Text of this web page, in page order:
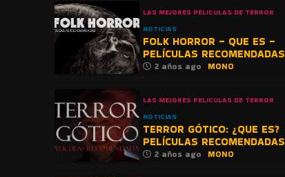
LAS MEJORES PELICULAS DE TERROR
NOTICIAS
FOLK HORROR – QUE ES –
PELÍCULAS RECOMENDADAS
2 años ago MONO
LAS MEJORES PELICULAS DE TERROR
NOTICIAS
TERROR GÓTICO: ¿QUE ES?
PELÍCULAS RECOMENDADAS
2 años ago MONO